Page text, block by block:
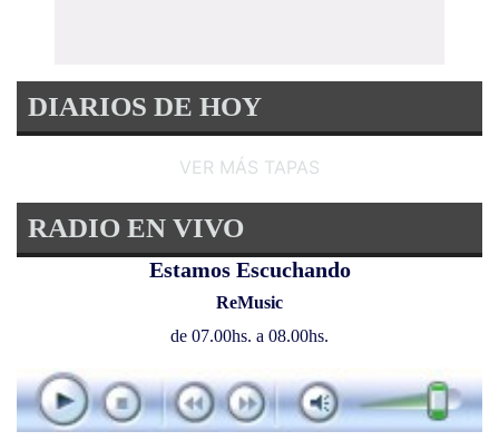
DIARIOS DE HOY
VER MÁS TAPAS
RADIO EN VIVO
Estamos Escuchando
ReMusic
de 07.00hs. a 08.00hs.